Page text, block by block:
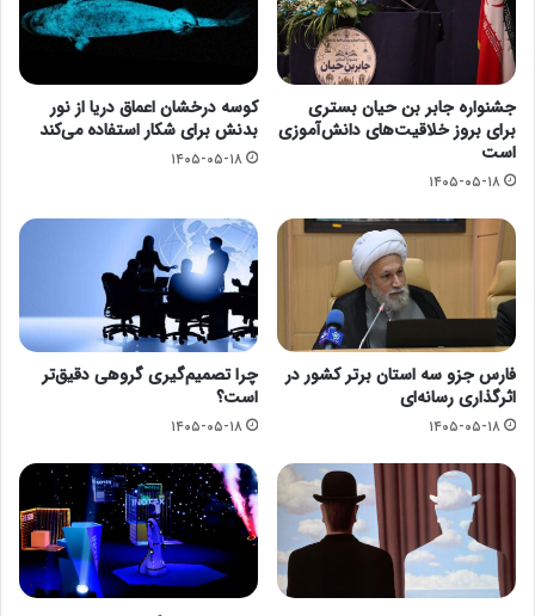
جشنواره جابر بن حیان بستری
برای بروز خلاقیت‌های دانش‌آموزی
است
۱۴۰۵-۰۵-۱۸
کوسه درخشان اعماق دریا از نور
بدنش برای شکار استفاده می‌کند
۱۴۰۵-۰۵-۱۸
فارس جزو سه استان برتر کشور در
اثرگذاری رسانه‌ای
۱۴۰۵-۰۵-۱۸
چرا تصمیم‌گیری گروهی دقیق‌تر
است؟
۱۴۰۵-۰۵-۱۸